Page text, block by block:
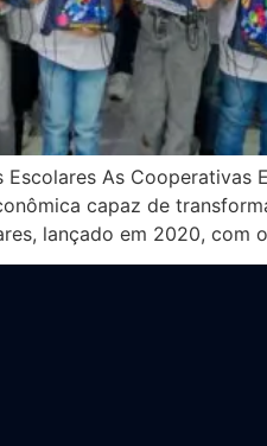
As Cooperativas
capaz de
lançado em 2020,